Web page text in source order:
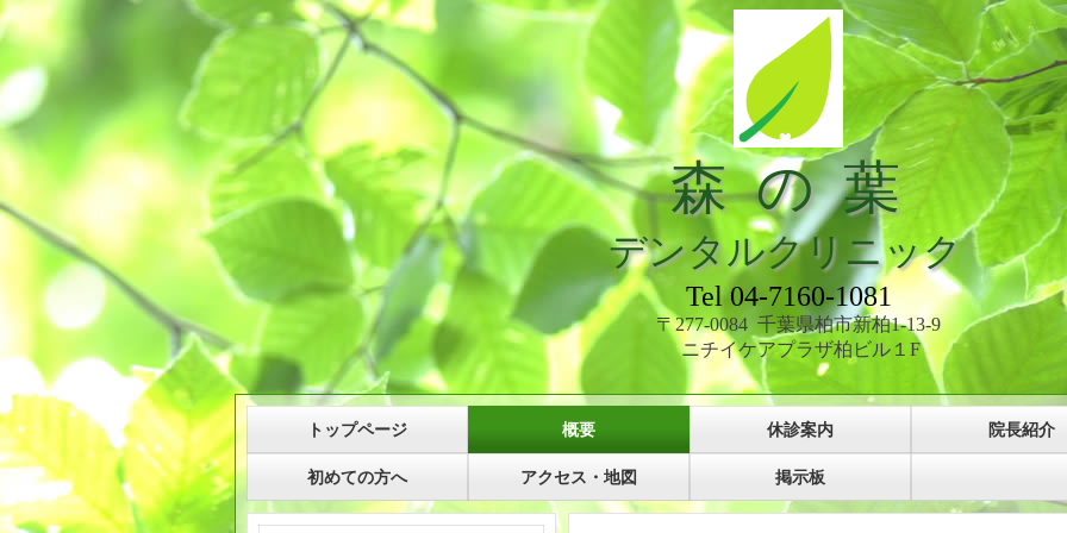
森 の 葉
デンタルクリニック
Tel 04-7160-1081
〒277-0084 千葉県柏市新柏1-13-9
ニチイケアプラザ柏ビル１F
トップページ 概要 休診案内 院長紹介
初めての方へ アクセス・地図 掲示板